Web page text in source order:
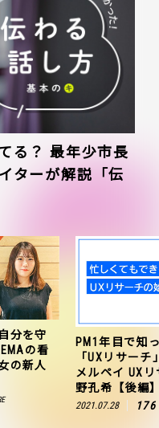
る？ 最年少市長
ターが解説「伝
分を守
の看
の新人
PM1年目で知
「UXリサー
メルペイ UX
野孔希【後編
2021.07.28 176